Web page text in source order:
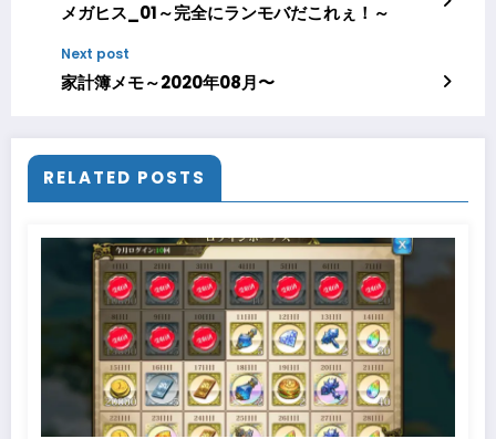
メガヒス_01～完全にランモバだこれぇ！～
Next post
家計簿メモ～2020年08月〜
RELATED POSTS